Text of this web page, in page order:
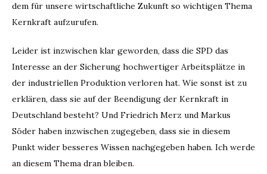
dem für unsere wirtschaftliche Zukunft so wichtigen Thema
Kernkraft aufzurufen.
Leider ist inzwischen klar geworden, dass die SPD das
Interesse an der Sicherung hochwertiger Arbeitsplätze in
der industriellen Produktion verloren hat. Wie sonst ist zu
erklären, dass sie auf der Beendigung der Kernkraft in
Deutschland besteht? Und Friedrich Merz und Markus
Söder haben inzwischen zugegeben, dass sie in diesem
Punkt wider besseres Wissen nachgegeben haben. Ich werde
an diesem Thema dran bleiben.